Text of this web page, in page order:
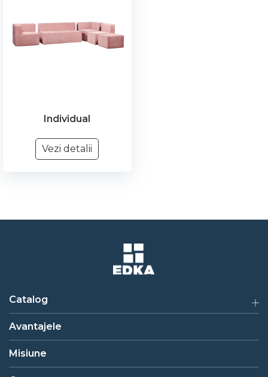
Individual
Vezi detalii
Catalog
Avantajele
Misiune